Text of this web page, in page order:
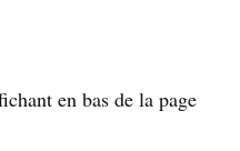
en bas de la page